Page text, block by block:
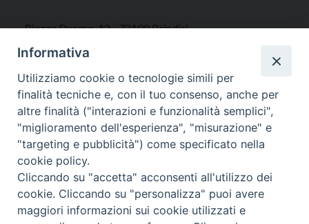
Piazza Duomo, 12 - 72100 Brindisi
Tel 0831.521958
Fax 0831.528315
Orari Curia
Mar. / Mer. / Giov. ore 9 - 13
nei mesi estivi solo Martedì ore 9 - 13
WebMail
Informativa
Utilizziamo cookie o tecnologie simili per
finalità tecniche e, con il tuo consenso, anche per
altre finalità ("interazioni e funzionalità semplici",
"miglioramento dell'esperienza", "misurazione" e
"targeting e pubblicità") come specificato nella
cookie policy.
Cliccando su "accetta" acconsenti all'utilizzo dei
cookie. Cliccando su "personalizza" puoi avere
maggiori informazioni sui cookie utilizzati e